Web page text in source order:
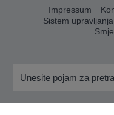
Impressum
Sistem